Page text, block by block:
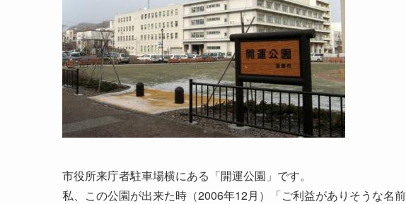
市役所来庁者駐車場横にある「開運公園」です。
私、この公園が出来た時（2006年12月）「ご利益がありそうな名